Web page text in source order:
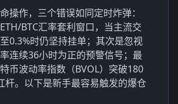
操作，三个错误如同定时炸弹：
BTC汇率套利窗口，当主流交
0.3%时仍坚持挂单；其次是忽视
连续36小时为正的预警信号；最
币波动率指数（BVOL）突破180
杆。以下是新手最容易触发的爆仓